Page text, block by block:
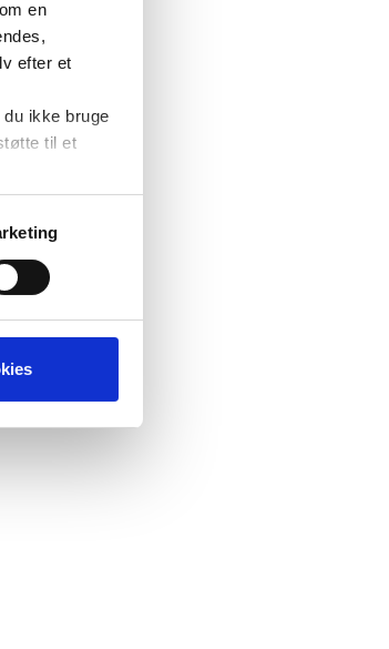
en
efter et
ikke bruge
til et